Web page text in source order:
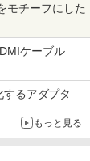
モチーフにした
ケーブル
るアダプタ
もっと見る